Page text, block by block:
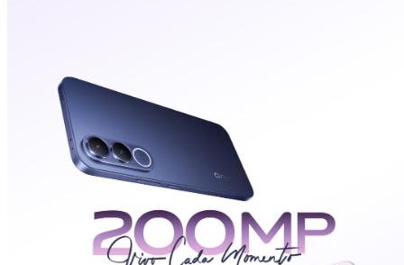
Chile | Seleccione país/región